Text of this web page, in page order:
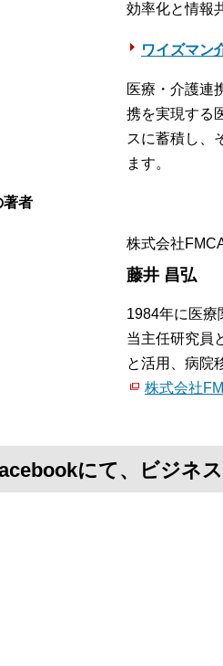
効率化と情報
ワイズマン
医療・介護連
携を実現する
スに蓄積し、
ます。
著者
株式会社
藤井 昌弘
1984年に医療
当主任研究員
と活用、病院
株式会社
にて、ビジネ